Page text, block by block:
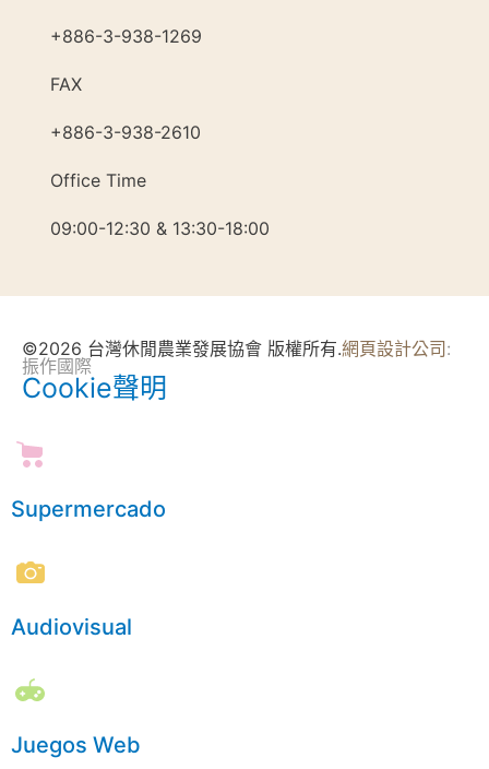
+886-3-938-1269​
FAX
+886-3-938-2610
Office Time
09:00-12:30 & 13:30-18:00
©2026 台灣休閒農業發展協會 版權所有.網頁設計公司:
振作國際
Cookie聲明
Supermercado
Audiovisual
Juegos Web